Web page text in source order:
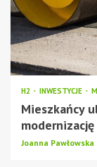
H2 INWESTYCJE
Mieszkańcy
Joanna Pawłowska